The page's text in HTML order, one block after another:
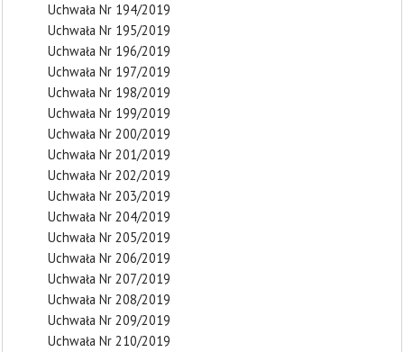
Uchwała Nr 194/2019
Uchwała Nr 195/2019
Uchwała Nr 196/2019
Uchwała Nr 197/2019
Uchwała Nr 198/2019
Uchwała Nr 199/2019
Uchwała Nr 200/2019
Uchwała Nr 201/2019
Uchwała Nr 202/2019
Uchwała Nr 203/2019
Uchwała Nr 204/2019
Uchwała Nr 205/2019
Uchwała Nr 206/2019
Uchwała Nr 207/2019
Uchwała Nr 208/2019
Uchwała Nr 209/2019
Uchwała Nr 210/2019